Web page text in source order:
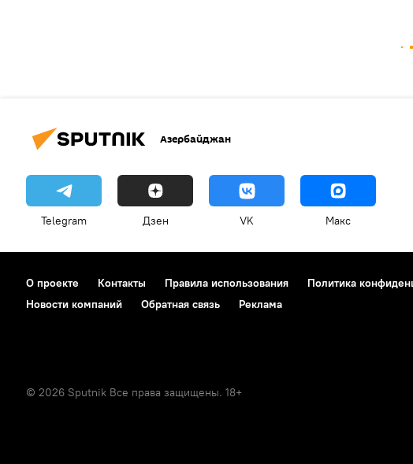
Азербайджан
Telegram Дзен VK Макс
О проекте Контакты Правила использования Политика
Новости компаний
Обратная связь Реклама
© 2026 Sputnik Все права защищены. 18+